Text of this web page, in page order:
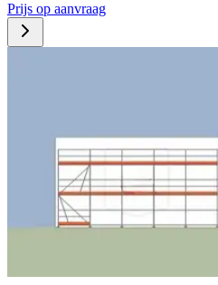
Prijs op aanvraag